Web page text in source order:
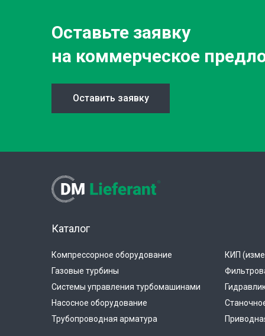
Оставьте заявку
на коммерческое
Оставить заявку
Каталог
Компрессорное оборудование
Газовые турбины
Системы управления турбомашинами
Насосное оборудование
Трубопроводная арматура
КИП